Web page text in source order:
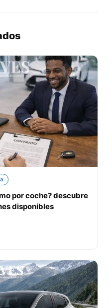
por coche? descubre
disponibles